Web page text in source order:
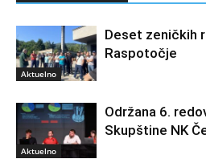
Aktuelno
Deset zeničkih
Raspotočje
Aktuelno
Održana 6.
Skupštine NK